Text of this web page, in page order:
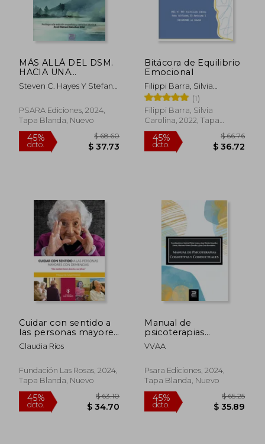
MÁS ALLÁ DEL DSM.
HACIA UNA
ALTERNATIVA
BASADA EN
DIAGNÓSTICO Y EL
TRATAMIENTO DE LA
Steven C. Hayes Y Stefan
PSARA Ediciones, 2024,
Tapa Blanda, Nuevo
45%
dcto.
$ 68.60
$ 37.73
Bitácora de Equilibrio
Emocional
Filippi Barra, Silvia
Carolina
(1)
Filippi Barra, Silvia
Carolina, 2022, Tapa
Blanda, Nuevo
45%
Cuidar con sentido a
las personas mayores
con demencia -
Manual de salud
Claudia Ríos
Fundación Las Rosas, 2024,
Tapa Blanda, Nuevo
Manual de
psicoterapias
cognitivas y
conductuales
VVAA
Psara Ediciones, 2024,
Tapa Blanda, Nuevo